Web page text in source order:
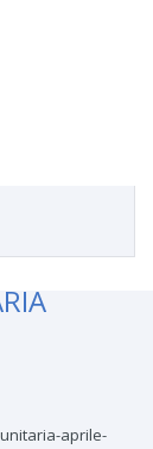
aprile-